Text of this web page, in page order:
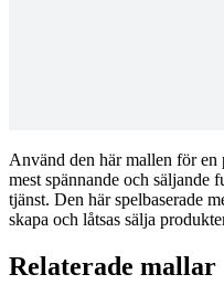
Använd den här mallen för
mest spännande och säljande
tjänst. Den här spelbaserade
skapa och låtsas sälja
Relaterade mallar